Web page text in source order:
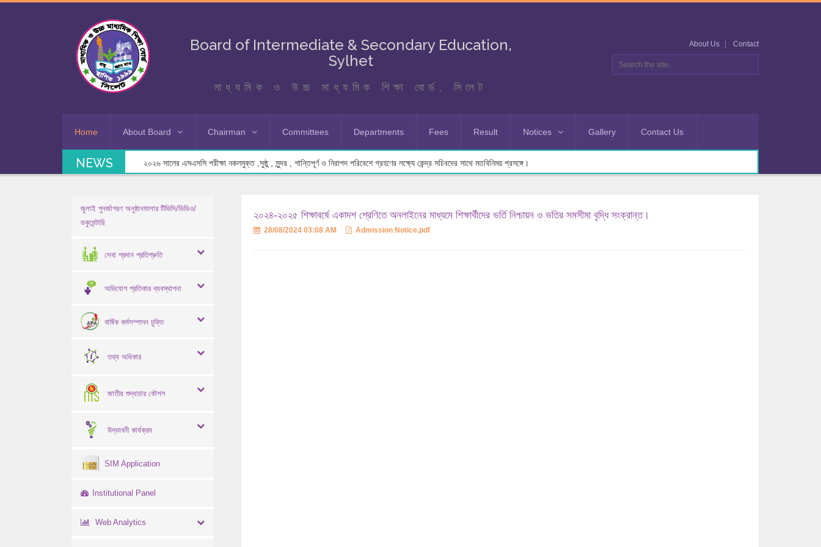
Board of Intermediate & Secondary Education,
Sylhet
মাধ্যমিক ও উচ্চ মাধ্যমিক শিক্ষা বোর্ড, সিলেট
About Us Contact
Home About Board Chairman Committees Departments Fees Result Notices Gallery Contact Us
NEWS ২০২৬ সালের এসএসসি পরীক্ষা নকলমুক্ত ,সুষ্ঠু , সুন্দর , শান্তিপূর্ণ ও নিরাপদ পরিবেশে গ্রহণের লক্ষ্যে কেন্দ্র সচিবদের সাথে মতবিনিময় প্রসঙ্গে।
জুলাই পুনর্জাগরণ অনুষ্ঠানমালার টিভিসি/ভিডিও/
ডকুমেন্টারি
সেবা প্রদান প্রতিশ্রুতি
অভিযোগ প্রতিকার ব্যবস্থাপনা
বার্ষিক কর্মসম্পাদন চুক্তি
তথ্য অধিকার
জাতীয় শুদ্ধাচার কৌশল
উদ্ভাবনী কার্যক্রম
SIM Application
Institutional Panel
Web Analytics
২০২৪-২০২৫ শিক্ষাবর্ষে একাদশ শ্রেণিতে অনলাইনের মাধ্যমে শিক্ষার্থীদের ভর্তি নিশ্চায়ন ও ভতির সমসীমা বৃদ্ধি সংক্রান্ত।
28/08/2024 03:08 AM Admission Notice.pdf